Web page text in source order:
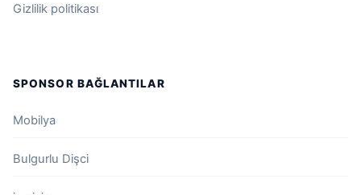
Gizlilik politikası
SPONSOR BAĞLANTILAR
Mobilya
Bulgurlu Dişci